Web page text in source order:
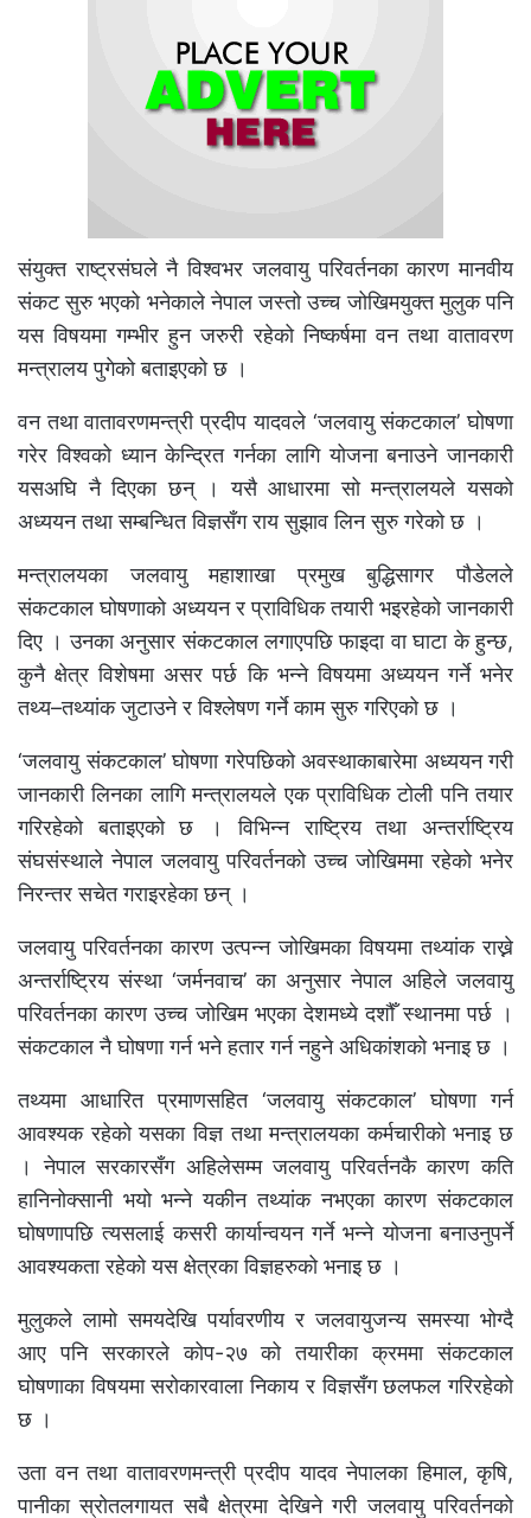
संयुक्त राष्ट्रसंघले नै विश्वभर जलवायु परिवर्तनका कारण मानवीय
संकट सुरु भएको भनेकाले नेपाल जस्तो उच्च जोखिमयुक्त मुलुक पनि
यस विषयमा गम्भीर हुन जरुरी रहेको निष्कर्षमा वन तथा वातावरण
मन्त्रालय पुगेको बताइएको छ ।
वन तथा वातावरणमन्त्री प्रदीप यादवले ‘जलवायु संकटकाल’ घोषणा
गरेर विश्वको ध्यान केन्द्रित गर्नका लागि योजना बनाउने जानकारी
यसअघि नै दिएका छन् । यसै आधारमा सो मन्त्रालयले यसको
अध्ययन तथा सम्बन्धित विज्ञसँग राय सुझाव लिन सुरु गरेको छ ।
मन्त्रालयका जलवायु महाशाखा प्रमुख बुद्धिसागर पौडेलले
संकटकाल घोषणाको अध्ययन र प्राविधिक तयारी भइरहेको जानकारी
दिए । उनका अनुसार संकटकाल लगाएपछि फाइदा वा घाटा के हुन्छ,
कुनै क्षेत्र विशेषमा असर पर्छ कि भन्ने विषयमा अध्ययन गर्ने भनेर
तथ्य–तथ्यांक जुटाउने र विश्लेषण गर्ने काम सुरु गरिएको छ ।
‘जलवायु संकटकाल’ घोषणा गरेपछिको अवस्थाकाबारेमा अध्ययन गरी
जानकारी लिनका लागि मन्त्रालयले एक प्राविधिक टोली पनि तयार
गरिरहेको बताइएको छ । विभिन्न राष्ट्रिय तथा अन्तर्राष्ट्रिय
संघसंस्थाले नेपाल जलवायु परिवर्तनको उच्च जोखिममा रहेको भनेर
निरन्तर सचेत गराइरहेका छन् ।
जलवायु परिवर्तनका कारण उत्पन्न जोखिमका विषयमा तथ्यांक राख्ने
अन्तर्राष्ट्रिय संस्था ‘जर्मनवाच’ का अनुसार नेपाल अहिले जलवायु
परिवर्तनका कारण उच्च जोखिम भएका देशमध्ये दशौँ स्थानमा पर्छ ।
संकटकाल नै घोषणा गर्न भने हतार गर्न नहुने अधिकांशको भनाइ छ ।
तथ्यमा आधारित प्रमाणसहित ‘जलवायु संकटकाल’ घोषणा गर्न
आवश्यक रहेको यसका विज्ञ तथा मन्त्रालयका कर्मचारीको भनाइ छ
। नेपाल सरकारसँग अहिलेसम्म जलवायु परिवर्तनकै कारण कति
हानिनोक्सानी भयो भन्ने यकीन तथ्यांक नभएका कारण संकटकाल
घोषणापछि त्यसलाई कसरी कार्यान्वयन गर्ने भन्ने योजना बनाउनुपर्ने
आवश्यकता रहेको यस क्षेत्रका विज्ञहरुको भनाइ छ ।
मुलुकले लामो समयदेखि पर्यावरणीय र जलवायुजन्य समस्या भोग्दै
आए पनि सरकारले कोप-२७ को तयारीका क्रममा संकटकाल
घोषणाका विषयमा सरोकारवाला निकाय र विज्ञसँग छलफल गरिरहेको
छ ।
उता वन तथा वातावरणमन्त्री प्रदीप यादव नेपालका हिमाल, कृषि,
पानीका स्रोतलगायत सबै क्षेत्रमा देखिने गरी जलवायु परिवर्तनको